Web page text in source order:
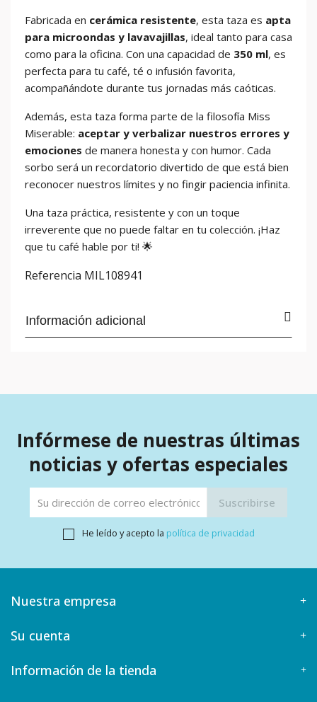
Fabricada en cerámica resistente, esta taza es apta
para microondas y lavavajillas, ideal tanto para casa
como para la oficina. Con una capacidad de 350 ml, es
perfecta para tu café, té o infusión favorita,
acompañándote durante tus jornadas más caóticas.
Además, esta taza forma parte de la filosofía Miss
Miserable: aceptar y verbalizar nuestros errores y
emociones de manera honesta y con humor. Cada
sorbo será un recordatorio divertido de que está bien
reconocer nuestros límites y no fingir paciencia infinita.
Una taza práctica, resistente y con un toque
irreverente que no puede faltar en tu colección. ¡Haz
que tu café hable por ti! 🌟
Referencia MIL108941
Información adicional
Infórmese de nuestras últimas
noticias y ofertas especiales
He leído y acepto la política de privacidad
Nuestra empresa
Su cuenta
Información de la tienda